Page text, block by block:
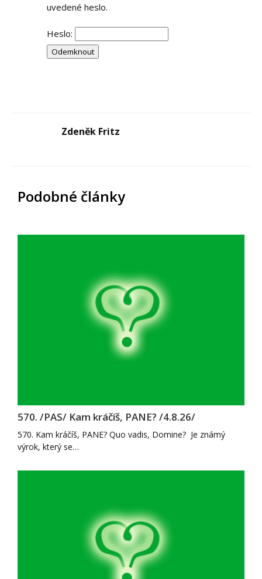
uvedené heslo.
Heslo:
Zdeněk Fritz
Podobné články
570. /PAS/ Kam kráčíš, PANE? /4.8.26/
570. Kam kráčíš, PANE? Quo vadis, Domine? Je známý
výrok, který se…